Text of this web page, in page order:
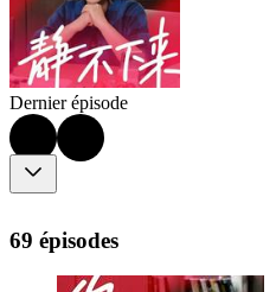
Dernier épisode
69 épisodes